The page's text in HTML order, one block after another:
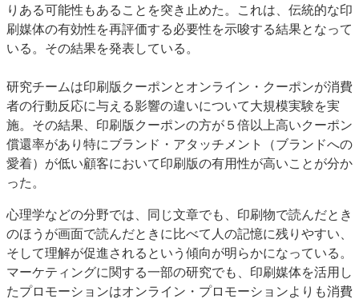
案内
発刊案内
JFPI印刷用語集 印刷機材年鑑
運営
会社案内
購読・購入申し込み
サイトポリシー
お問い合わせ
りある可能性もあることを突き止めた。これは、伝統的な印
刷媒体の有効性を再評価する必要性を示唆する結果となって
いる。その結果を発表している。
研究チームは印刷版クーポンとオンライン・クーポンが消費
者の行動反応に与える影響の違いについて大規模実験を実
施。その結果、印刷版クーポンの方が５倍以上高いクーポン
償還率があり特にブランド・アタッチメント（ブランドへの
愛着）が低い顧客において印刷版の有用性が高いことが分か
った。
心理学などの分野では、同じ文章でも、印刷物で読んだとき
のほうが画面で読んだときに比べて人の記憶に残りやすい、
そして理解が促進されるという傾向が明らかになっている。
マーケティングに関する一部の研究でも、印刷媒体を活用し
たプロモーションはオンライン・プロモーションよりも消費